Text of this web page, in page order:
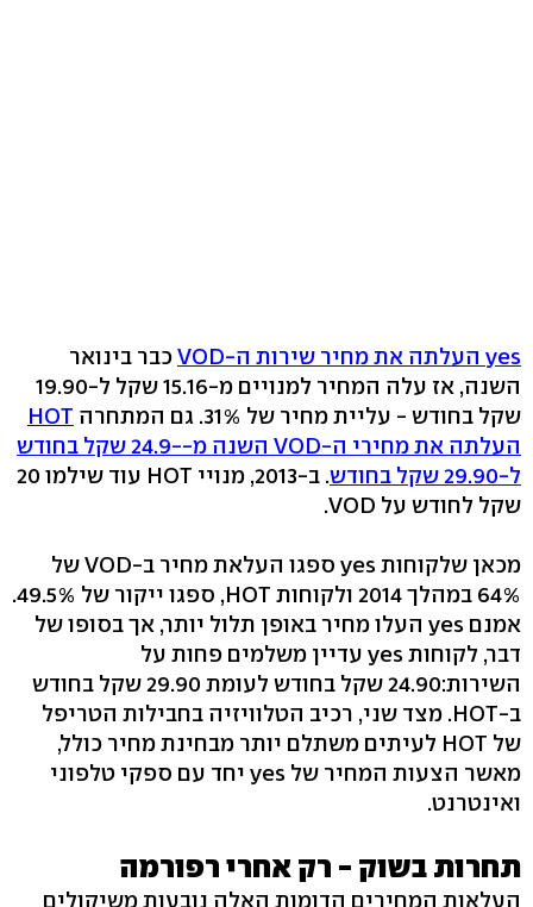
yes העלתה את מחיר שירות ה-VOD
כבר בינואר
השנה, אז עלה המחיר למנויים מ-15.16 שקל ל-19.90
שקל בחודש - עליית מחיר של 31%. גם המתחרה
HOT
העלתה את מחירי ה-VOD השנה מ--24.9 שקל בחודש
ל-29.90 שקל בחודש
. ב-2013, מנויי HOT עוד שילמו 20
שקל לחודש על VOD.
מכאן שלקוחות yes ספגו העלאת מחיר ב-VOD של
64% במהלך 2014 ולקוחות HOT, ספגו ייקור של 49.5%.
אמנם yes העלו מחיר באופן תלול יותר, אך בסופו של
דבר, לקוחות yes עדיין משלמים פחות על
השירות:24.90 שקל בחודש לעומת 29.90 שקל בחודש
ב-HOT. מצד שני, רכיב הטלוויזיה בחבילות הטריפל
של HOT לעיתים משתלם יותר מבחינת מחיר כולל,
מאשר הצעות המחיר של yes יחד עם ספקי טלפוני
ואינטרנט.
תחרות בשוק - רק אחרי רפורמה
העלאות המחירים הדומות האלה נובעות משיקולים